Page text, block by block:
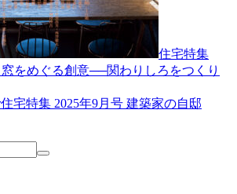
住宅特集
窓をめぐる創意──関わりしろをつくり
住宅特集 2025年9月号 建築家の自邸